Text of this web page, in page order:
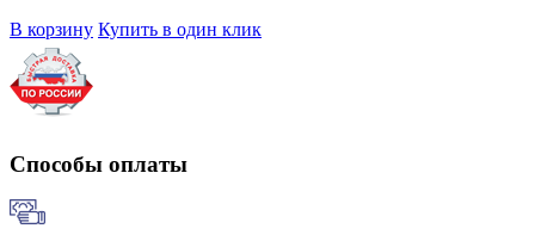
В корзину Купить в один клик
Способы оплаты